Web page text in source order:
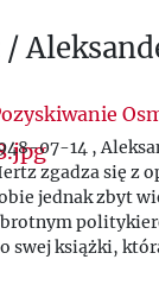
/
07-14 ,
zgadza się z
jednak zbyt
swej książki,